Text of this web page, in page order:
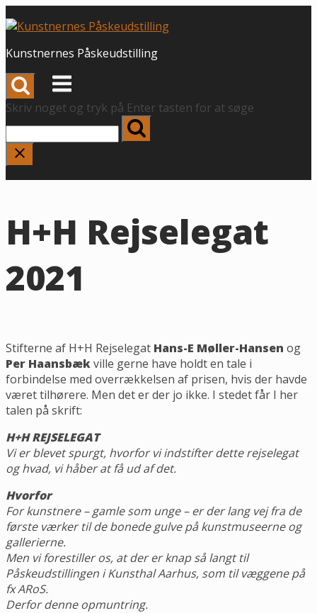
til
Kunstnernes Påskeudstilling
Menu
Skriv noget og tryk på Enter tasten for at søge
H+H Rejselegat
2021
Stifterne af H+H Rejselegat Hans-E Møller-Hansen og
Per Haansbækville gerne have holdt en tale i
forbindelse med overrækkelsen af prisen, hvis der havde
været tilhørere. Men det er der jo ikke. I stedet får I her
talen på skrift:
H+H REJSELEGAT
Vi er blevet spurgt, hvorfor vi indstifter dette rejselegat
og hvad, vi håber at få ud af det.
Hvorfor
For kunstnere – gamle som unge – er der lang vej fra de
første værker til de bonede gulve på kunstmuseerne og
gallerierne.
Men vi forestiller os, at der er knap så langt til
Påskeudstillingen i Kunsthal Aarhus, som til væggene på
fx ARoS.
Derfor denne opmuntring.